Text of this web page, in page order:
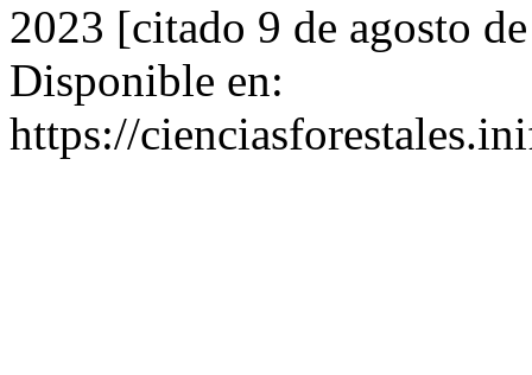
2023 [citado 9 de agosto
Disponible en:
https://